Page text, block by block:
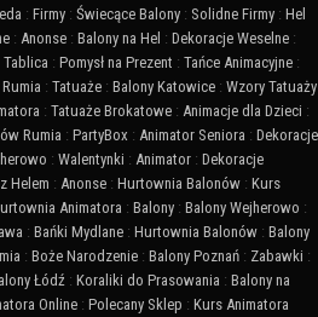
: Firmy : Świecące Balony : Solidne Firmy : Hel
: Anonse : Balony na Hel : Dekoracje Weselne :
Tablica : Pomysł na Prezent : Tańce Animacyjne :
: Tatuaże : Balony Katowice : Wzory Tatuaży
: Tatuaże Brokatowe : Animacje dla Dzieci :
Rumia : PartyBox : Animator Seniora : Dekoracje
: Walentynki : Animator : Dekoracje
Helem : Anonse : Hurtownia Balonów : Kurs
Animatora : Balony : Balony Wejherowo :
: Bańki Mydlane : Hurtownia Balonów : Balony
: Boże Narodzenie : Balony Poznań : Zabawki :
Łódź : Koraliki do Prasowania : Balony na
Online : Polecany Sklep : Kurs Animatora